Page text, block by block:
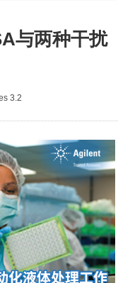
与两种干扰
3.2